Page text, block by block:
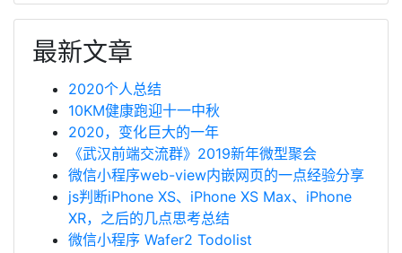
最新文章
2020个人总结
10KM健康跑迎十一中秋
2020，变化巨大的一年
《武汉前端交流群》2019新年微型聚会
微信小程序web-view内嵌网页的一点经验分享
js判断iPhone XS、iPhone XS Max、iPhone
XR，之后的几点思考总结
微信小程序 Wafer2 Todolist